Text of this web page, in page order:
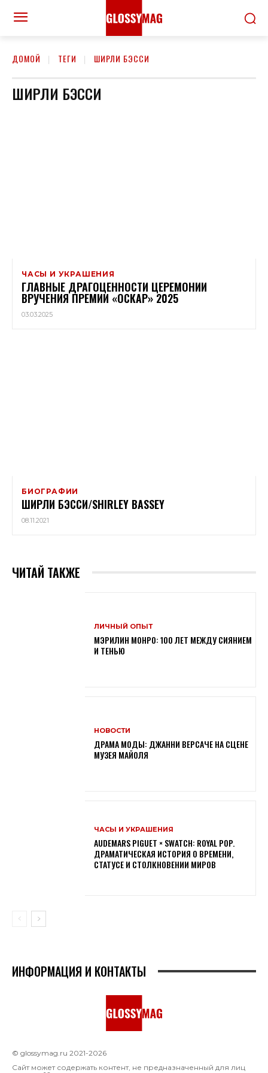
ДОМОЙ ТЕГИ ШИРЛИ БЭССИ
ШИРЛИ БЭССИ
ЧАСЫ И УКРАШЕНИЯ
ГЛАВНЫЕ ДРАГОЦЕННОСТИ ЦЕРЕМОНИИ
ВРУЧЕНИЯ ПРЕМИИ «ОСКАР» 2025
03.03.2025
БИОГРАФИИ
ШИРЛИ БЭССИ/SHIRLEY BASSEY
08.11.2021
ЧИТАЙ ТАКЖЕ
ЛИЧНЫЙ ОПЫТ
МЭРИЛИН МОНРО: 100 ЛЕТ МЕЖДУ СИЯНИЕМ
И ТЕНЬЮ
НОВОСТИ
ДРАМА МОДЫ: ДЖАННИ ВЕРСАЧЕ НА СЦЕНЕ
МУЗЕЯ МАЙОЛЯ
ЧАСЫ И УКРАШЕНИЯ
AUDEMARS PIGUET × SWATCH: ROYAL POP.
ДРАМАТИЧЕСКАЯ ИСТОРИЯ О ВРЕМЕНИ,
СТАТУСЕ И СТОЛКНОВЕНИИ МИРОВ
ИНФОРМАЦИЯ И КОНТАКТЫ
© glossymag.ru 2021-2026
Сайт может содержать контент, не предназначенный для лиц